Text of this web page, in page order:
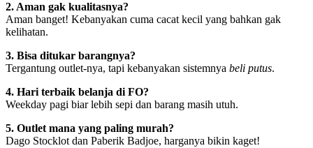
2. Aman gak kualitasnya?
Aman banget! Kebanyakan cuma cacat kecil yang bahkan gak
kelihatan.
3. Bisa ditukar barangnya?
Tergantung outlet-nya, tapi kebanyakan sistemnya beli putus.
4. Hari terbaik belanja di FO?
Weekday pagi biar lebih sepi dan barang masih utuh.
5. Outlet mana yang paling murah?
Dago Stocklot dan Paberik Badjoe, harganya bikin kaget!